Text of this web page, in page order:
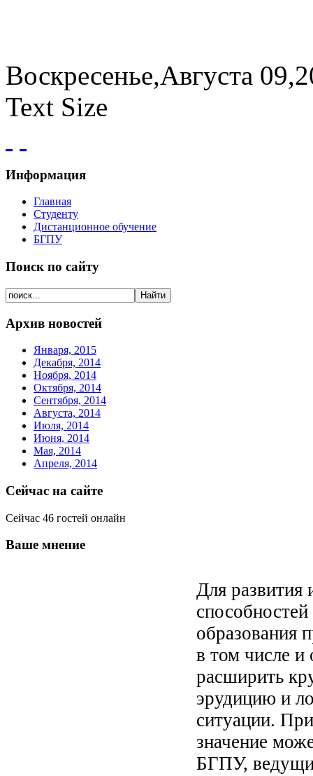
Воскресенье,Августа
Text Size
Информация
Главная
Студенту
Дистанционное обучение
БГПУ
Поиск по сайту
Архив новостей
Января, 2015
Декабря, 2014
Ноября, 2014
Октября, 2014
Сентября, 2014
Августа, 2014
Июля, 2014
Июня, 2014
Мая, 2014
Апреля, 2014
Сейчас на сайте
Сейчас 46 гостей онлайн
Ваше мнение
Для развития
образования
в том числе и
расширить
эрудицию и
ситуации.
значение
БГПУ,